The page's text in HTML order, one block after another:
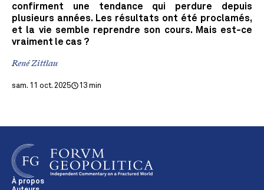
confirment une tendance qui perdure depuis
plusieurs années. Les résultats ont été proclamés,
et la vie semble reprendre son cours. Mais est-ce
vraiment le cas ?
René Zittlau
sam. 11 oct. 2025 13 min
À propos